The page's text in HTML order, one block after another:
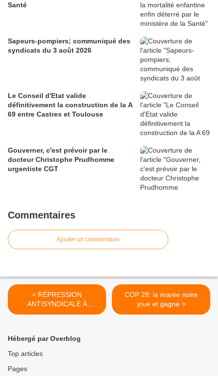
Santé
Sapeurs-pompiers; communiqué des
syndicats du 3 août 2026
Le Conseil d'Etat valide
définitivement la construction de la A
69 entre Castres et Toulouse
Gouverner, c'est prévoir par le
docteur Christophe Prudhomme
urgentiste CGT
Commentaires
Ajouter un commentaire
< RÉPRESSION
ANTISYNDICALE À
ROISSY : le secrétaire de
menacé de licenciement
COP 28: la marée noire
joue et gagne >
Hébergé par Overblog
Top articles
Pages